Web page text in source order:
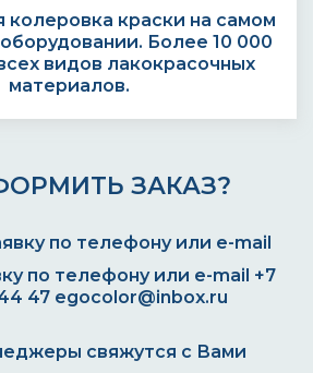
колеровка краски на самом
Более 10 000
видов лакокрасочных
материалов.
ЗАКАЗ?
по телефону или e-mail +7
47 egocolor@inbox.ru